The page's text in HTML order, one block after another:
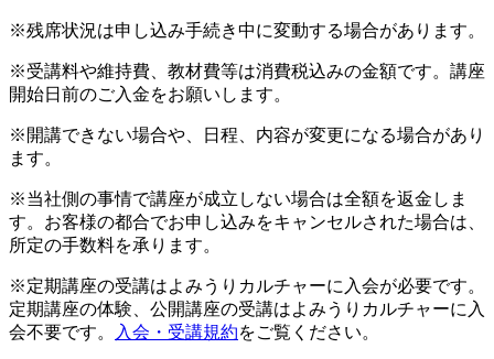
※残席状況は申し込み手続き中に変動する場合があります。
※受講料や維持費、教材費等は消費税込みの金額です。講座
開始日前のご入金をお願いします。
※開講できない場合や、日程、内容が変更になる場合があり
ます。
※当社側の事情で講座が成立しない場合は全額を返金しま
す。お客様の都合でお申し込みをキャンセルされた場合は、
所定の手数料を承ります。
※定期講座の受講はよみうりカルチャーに入会が必要です。
定期講座の体験、公開講座の受講はよみうりカルチャーに入
会不要です。
入会・受講規約をご覧ください。